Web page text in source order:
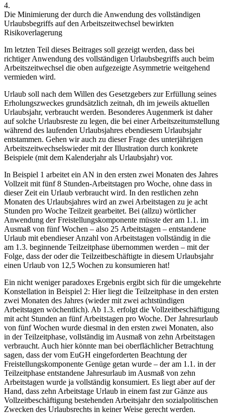
4.
Die Minimierung der durch die Anwendung des vollständigen
Urlaubsbegriffs auf den Arbeitszeitwechsel bewirkten
Risikoverlagerung
Im letzten Teil dieses Beitrages soll gezeigt werden, dass bei
richtiger Anwendung des vollständigen Urlaubsbegriffs auch beim
Arbeitszeitwechsel die oben aufgezeigte Asymmetrie weitgehend
vermieden wird.
Urlaub soll nach dem Willen des Gesetzgebers zur Erfüllung seines
Erholungszweckes grundsätzlich zeitnah, dh im jeweils aktuellen
Urlaubsjahr, verbraucht werden. Besonderes Augenmerk ist daher
auf solche Urlaubsreste zu legen, die bei einer Arbeitszeitumstellung
während des laufenden Urlaubsjahres ebendiesem Urlaubsjahr
entstammen. Gehen wir auch zu dieser Frage des unterjährigen
Arbeitszeitwechselswieder mit der Illustration durch konkrete
Beispiele (mit dem Kalenderjahr als Urlaubsjahr) vor.
In Beispiel 1 arbeitet ein AN in den ersten zwei Monaten des Jahres
Vollzeit mit fünf 8 Stunden-Arbeitstagen pro Woche, ohne dass in
dieser Zeit ein Urlaub verbraucht wird. In den restlichen zehn
Monaten des Urlaubsjahres wird an zwei Arbeitstagen zu je acht
Stunden pro Woche Teilzeit gearbeitet. Bei (allzu) wörtlicher
Anwendung der Freistellungskomponente müsste der am 1.1. im
Ausmaß von fünf Wochen – also 25 Arbeitstagen – entstandene
Urlaub mit ebendieser Anzahl von Arbeitstagen vollständig in die
am 1.3. beginnende Teilzeitphase übernommen werden – mit der
Folge, dass der oder die Teilzeitbeschäftigte in diesem Urlaubsjahr
einen Urlaub von 12,5 Wochen zu konsumieren hat!
Ein nicht weniger paradoxes Ergebnis ergibt sich für die umgekehrte
Konstellation in Beispiel 2: Hier liegt die Teilzeitphase in den ersten
zwei Monaten des Jahres (wieder mit zwei achtstündigen
Arbeitstagen wöchentlich). Ab 1.3. erfolgt die Vollzeitbeschäftigung
mit acht Stunden an fünf Arbeitstagen pro Woche. Der Jahresurlaub
von fünf Wochen wurde diesmal in den ersten zwei Monaten, also
in der Teilzeitphase, vollständig im Ausmaß von zehn Arbeitstagen
verbraucht. Auch hier könnte man bei oberflächlicher Betrachtung
sagen, dass der vom EuGH eingeforderten Beachtung der
Freistellungskomponente Genüge getan wurde – der am 1.1. in der
Teilzeitphase entstandene Jahresurlaub im Ausmaß von zehn
Arbeitstagen wurde ja vollständig konsumiert. Es liegt aber auf der
Hand, dass zehn Arbeitstage Urlaub in einem fast zur Gänze aus
Vollzeitbeschäftigung bestehenden Arbeitsjahr den sozialpolitischen
Zwecken des Urlaubsrechts in keiner Weise gerecht werden.